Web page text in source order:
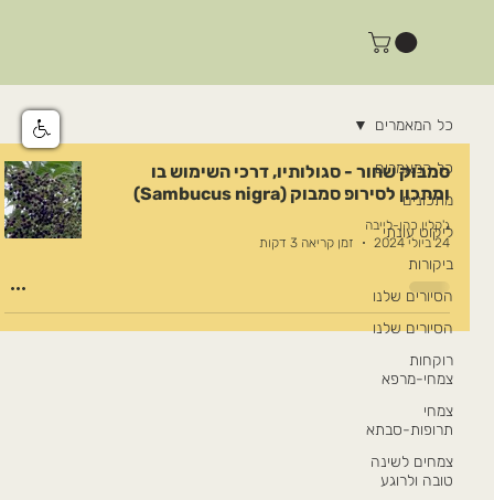
כל המאמרים
מתכונים
ליקוט עונתי
ביקורות
הסיורים שלנו
הסיורים שלנו
רוקחות
צמחי-מרפא
צמחי
תרופות-סבתא
צמחים לשינה
טובה ולרוגע
כל המאמרים
סמבוק שחור - סגולותיו, דרכי השימוש בו
ומתכון לסירופ סמבוק (Sambucus nigra)
ג'קלין כהן-לייבה
24 ביולי 2024
זמן קריאה 3 דקות